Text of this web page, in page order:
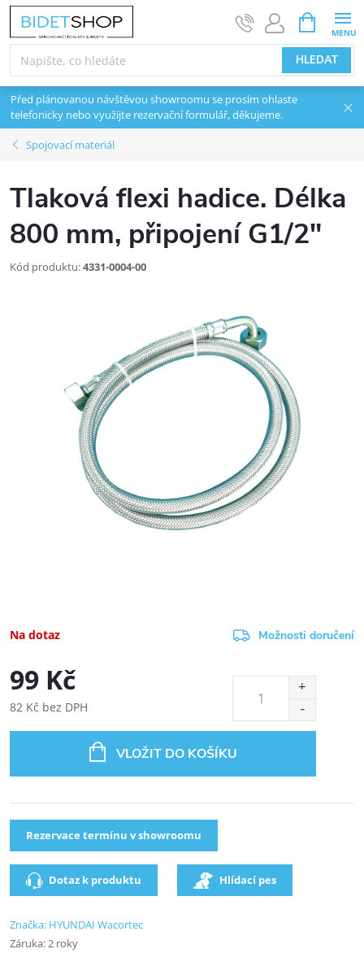
Přejít na obsah
HLEDAT
Před plánovanou návštěvou showroomu se prosím ohlaste
telefonicky nebo využijte rezervační formulář, děkujeme.
Spojovací materiál
Tlaková flexi hadice. Délka
800 mm, připojení G1/2"
Kód produktu:4331-0004-00
Na dotaz Možnosti doručení
99 Kč
82 Kč bez DPH
VLOŽIT DO KOŠÍKU
Rezervace termínu v showroomu
Dotaz k produktu Hlídací pes
Značka: HYUNDAI Wacortec
Záruka:2 roky